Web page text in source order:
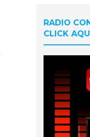
RADIO
CLICK